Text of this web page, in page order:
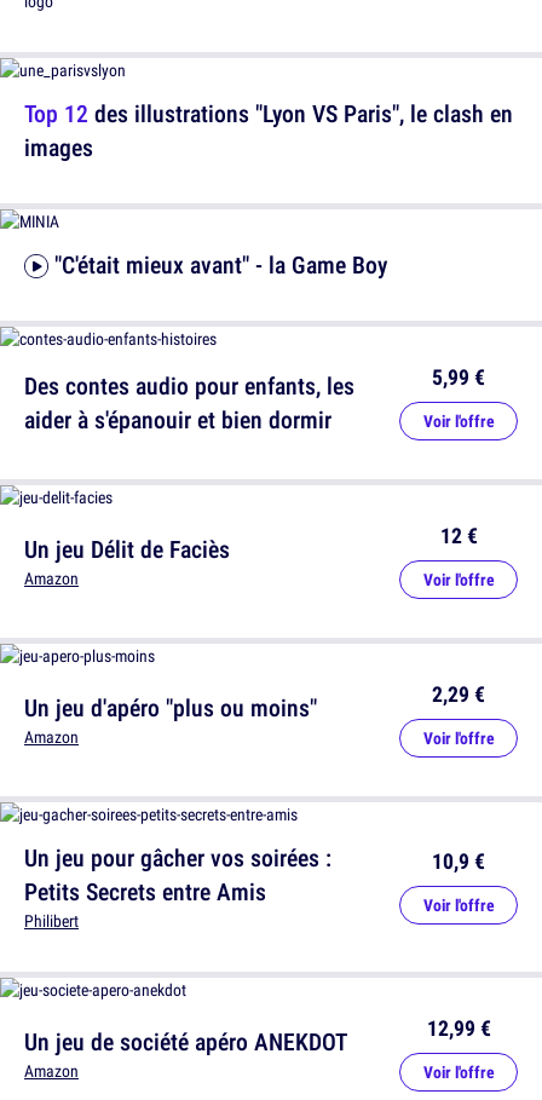
"C'était mieux avant" - la Game Boy
Des contes audio pour enfants, les
aider à s'épanouir et bien dormir
5,99 €
Voir l'offre
Un jeu pour gâcher vos soirées :
Petits Secrets entre Amis
Philibert
10,9 €
Voir l'offre
Top 12 des illustrations "Lyon VS Paris", le clash en
images
Un jeu Délit de Faciès
Amazon
12 €
Voir l'offre
Un jeu d'apéro "plus ou moins"
Amazon
2,29 €
Voir l'offre
Un jeu de société apéro ANEKDOT
Amazon
12,99 €
Voir l'offre